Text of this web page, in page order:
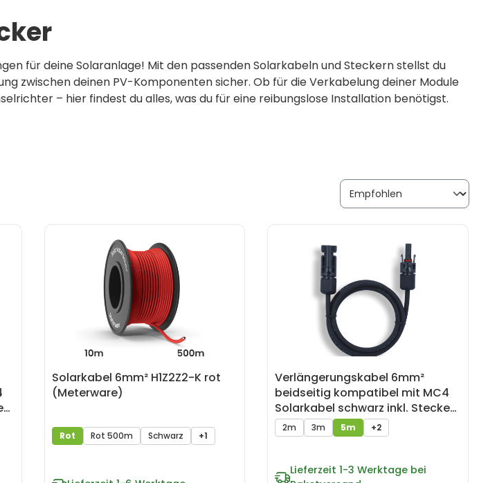
für deine Solaranlage! Mit den passenden Solarkabeln und Steckern stellst du
zwischen deinen PV-Komponenten sicher. Ob für die Verkabelung deiner Module
– hier findest du alles, was du für eine reibungslose Installation benötigst.
Solarkabel 6mm² H1Z2Z2-K rot
(Meterware)
Rot Rot 500m Schwarz +1
Verlängerungskabel 6mm²
beidseitig kompatibel mit MC4
Solarkabel schwarz inkl. Stecker
- 5m
2m 3m 5m +2
Lieferzeit 1-3 Werktage bei